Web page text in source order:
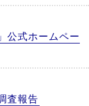
公式ホームペー
査報告